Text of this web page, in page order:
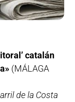
catalán
(MÁLAGA
de la Costa